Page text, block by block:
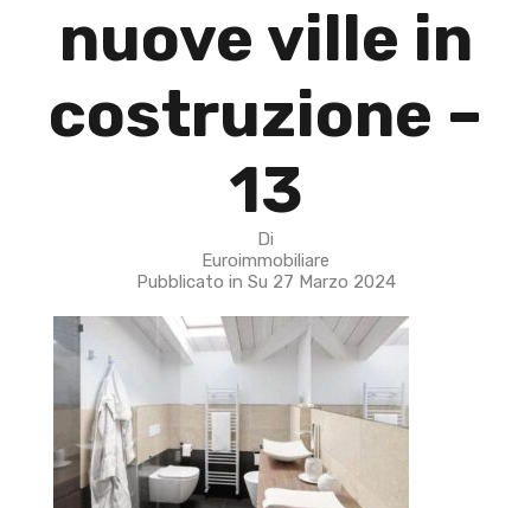
nuove ville in
costruzione –
13
Di
Euroimmobiliare
Pubblicato in Su 27 Marzo 2024